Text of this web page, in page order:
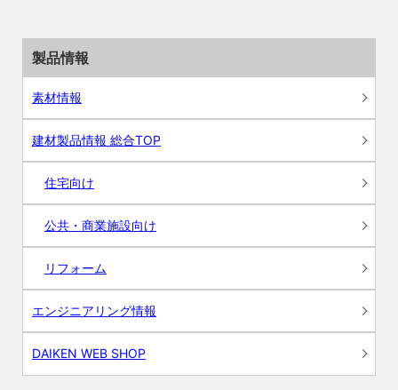
製品情報
素材情報
建材製品情報 総合TOP
住宅向け
公共・商業施設向け
リフォーム
エンジニアリング情報
DAIKEN WEB SHOP